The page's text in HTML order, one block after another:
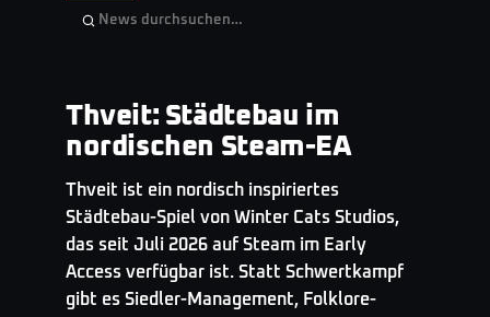
GAMINGNEWS· TOP STORY
Thveit: Städtebau im
nordischen Steam-EA
Thveit ist ein nordisch inspiriertes
Städtebau-Spiel von Winter Cats Studios,
das seit Juli 2026 auf Steam im Early
Access verfügbar ist. Statt Schwertkampf
gibt es Siedler-Management, Folklore-